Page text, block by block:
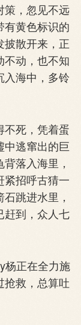
，忽见不远
有黄色标识的
披散开来，正
不动，也不知
入海中，多铃
死，凭着蛋
中逃窜出的巨
落入海里，
紧招呼古猜一
跳进水里，
赶到，众人七
正在全力施
抢救，总算吐